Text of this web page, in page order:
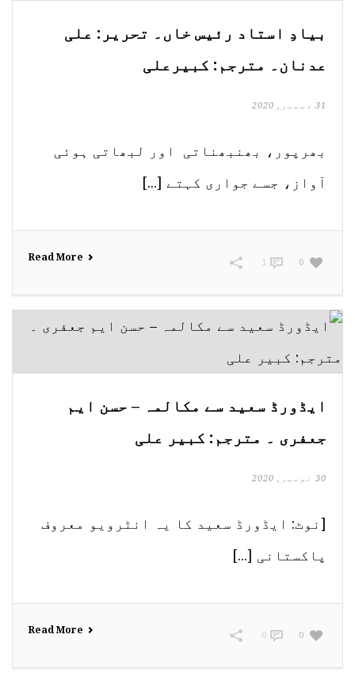
بیادِ استاد رئیس خاں۔ تحریر: علی
عدنان۔ مترجم: کبیرعلی
31 دسمبر, 2020
بھرپور، بھنبھناتی اور لبھاتی ہوئی
آواز، جسے جواری کہتے [...]
Read More 0
1
ایڈورڈ سعید سے مکالمہ – حسن ایم
جعفری ۔ مترجم: کبیر علی
30 نومبر, 2020
[نوٹ: ایڈورڈ سعید کا یہ انٹرویو معروف
پاکستانی [...]
Read More 0
0